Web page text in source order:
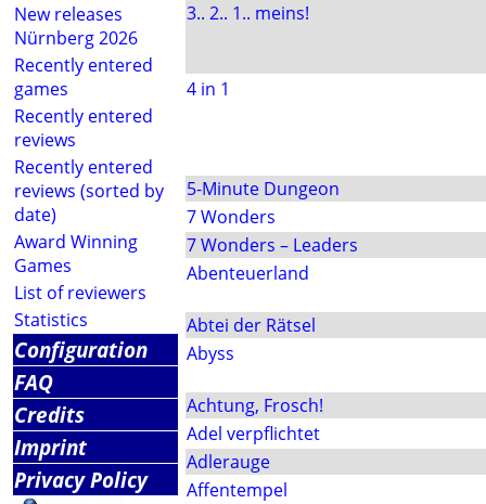
New releases
Nürnberg 2026
Recently entered
games
Recently entered
reviews
Recently entered
reviews (sorted by
date)
Award Winning
Games
List of reviewers
Statistics
Configuration
FAQ
Credits
Imprint
Privacy Policy
3.. 2.. 1.. meins!
4 in 1
5-Minute Dungeon
7 Wonders
7 Wonders – Leaders
Abenteuerland
Abtei der Rätsel
Abyss
Achtung, Frosch!
Adel verpflichtet
Adlerauge
Affentempel